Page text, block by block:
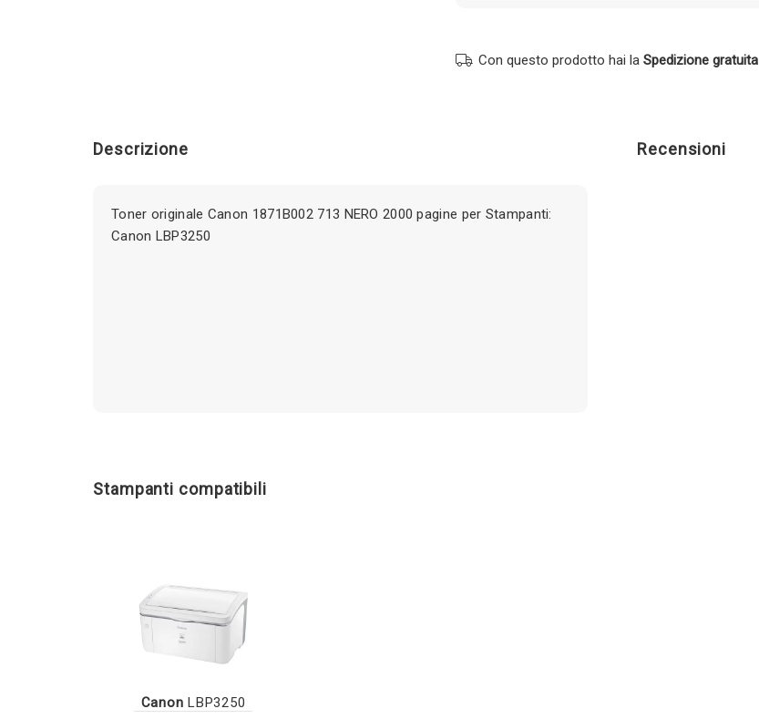
Con questo prodotto hai la Spedizione gratuita
Descrizione
Toner originale Canon 1871B002 713 NERO 2000 pagine per Stampanti:
Canon LBP3250
Recensioni
Stampanti compatibili
Canon LBP3250